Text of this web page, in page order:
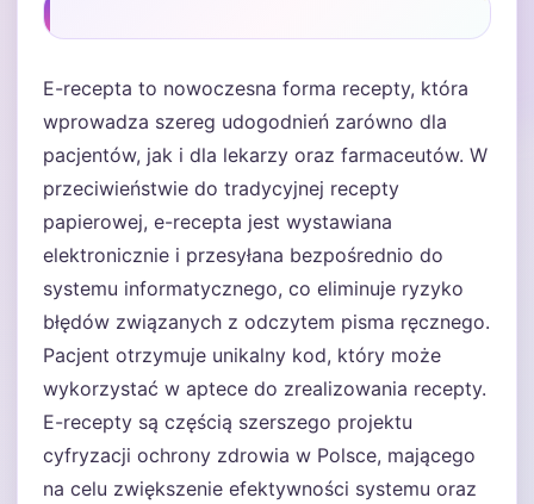
E-recepta to nowoczesna forma recepty, która
wprowadza szereg udogodnień zarówno dla
pacjentów, jak i dla lekarzy oraz farmaceutów. W
przeciwieństwie do tradycyjnej recepty
papierowej, e-recepta jest wystawiana
elektronicznie i przesyłana bezpośrednio do
systemu informatycznego, co eliminuje ryzyko
błędów związanych z odczytem pisma ręcznego.
Pacjent otrzymuje unikalny kod, który może
wykorzystać w aptece do zrealizowania recepty.
E-recepty są częścią szerszego projektu
cyfryzacji ochrony zdrowia w Polsce, mającego
na celu zwiększenie efektywności systemu oraz